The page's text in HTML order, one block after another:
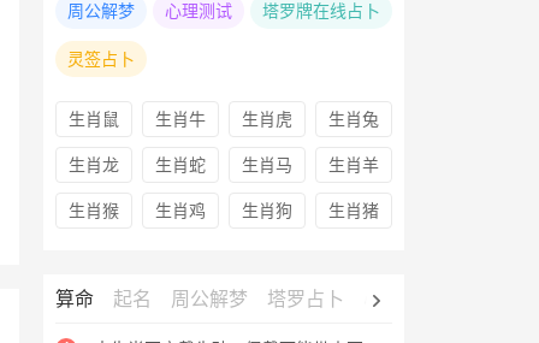
周公解梦 心理测试 塔罗牌在线占卜
灵签占卜
生肖鼠 生肖牛 生肖虎 生肖兔
生肖龙 生肖蛇 生肖马 生肖羊
生肖猴 生肖鸡 生肖狗 生肖猪
算命 起名 周公解梦 塔罗占卜 心理测试